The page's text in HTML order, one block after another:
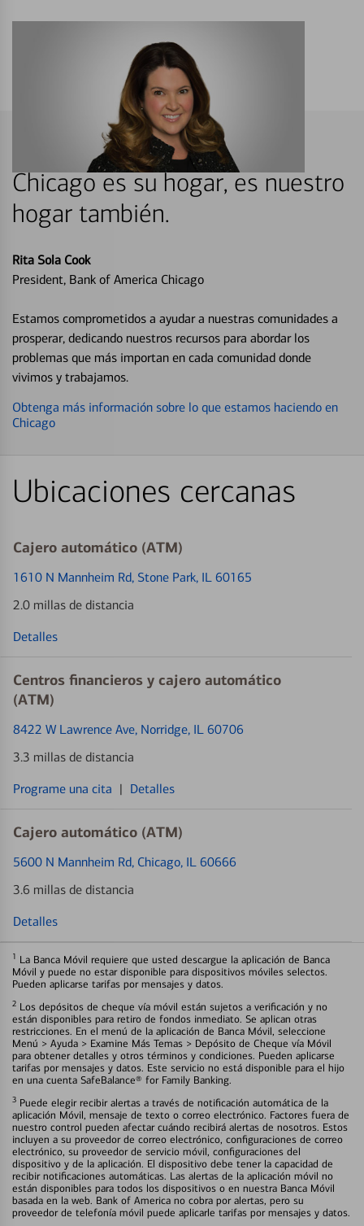
Chicago es su hogar, es nuestro
hogar también.
Rita Sola Cook
President, Bank of America Chicago
Estamos comprometidos a ayudar a nuestras comunidades a
prosperar, dedicando nuestros recursos para abordar los
problemas que más importan en cada comunidad donde
vivimos y trabajamos.
Obtenga más información sobre lo que estamos haciendo en
Chicago
Ubicaciones cercanas
Cajero automático (ATM)
1610 N Mannheim Rd, Stone Park, IL 60165
2.0 millas de distancia
Detalles
Centros financieros y cajero automático
(ATM)
8422 W Lawrence Ave, Norridge, IL 60706
3.3 millas de distancia
Programe una cita | Detalles
Cajero automático (ATM)
5600 N Mannheim Rd, Chicago, IL 60666
3.6 millas de distancia
Detalles
1 La Banca Móvil requiere que usted descargue la aplicación de Banca
Móvil y puede no estar disponible para dispositivos móviles selectos.
Pueden aplicarse tarifas por mensajes y datos.
2 Los depósitos de cheque vía móvil están sujetos a verificación y no
están disponibles para retiro de fondos inmediato. Se aplican otras
restricciones. En el menú de la aplicación de Banca Móvil, seleccione
Menú > Ayuda > Examine Más Temas > Depósito de Cheque vía Móvil
para obtener detalles y otros términos y condiciones. Pueden aplicarse
tarifas por mensajes y datos. Este servicio no está disponible para el hijo
en una cuenta SafeBalance® for Family Banking.
3 Puede elegir recibir alertas a través de notificación automática de la
aplicación Móvil, mensaje de texto o correo electrónico. Factores fuera de
nuestro control pueden afectar cuándo recibirá alertas de nosotros. Estos
incluyen a su proveedor de correo electrónico, configuraciones de correo
electrónico, su proveedor de servicio móvil, configuraciones del
dispositivo y de la aplicación. El dispositivo debe tener la capacidad de
recibir notificaciones automáticas. Las alertas de la aplicación móvil no
están disponibles para todos los dispositivos o en nuestra Banca Móvil
basada en la web. Bank of America no cobra por alertas, pero su
proveedor de telefonía móvil puede aplicarle tarifas por mensajes y datos.